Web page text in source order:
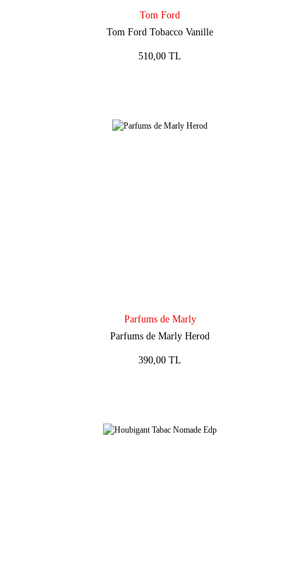
Tom Ford
Tom Ford Tobacco Vanille
510,00 TL
Parfums de Marly
Parfums de Marly Herod
390,00 TL